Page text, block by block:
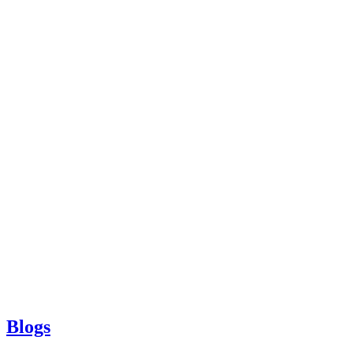
Blogs